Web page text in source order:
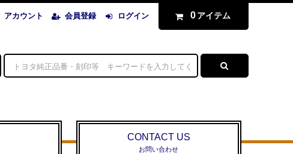
アカウント 会員登録 ログイン 0 アイテム
CONTACT US
お問い合わせ